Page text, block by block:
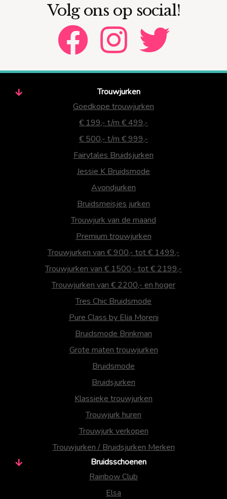
Volg ons op social!
Trouwjurken
Goedkope trouwjurken
€ 199,- t/m € 499,-
€ 500,- t/m € 999,-
Fairytales Bruidsjurken
Jessie K Bruidsmode
Avondjurken
Bruidsmeisjes jurken
Trouwjurk van de maand
Premium trouwjurken
Trouwjurken van € 900,- tot € 1499,-
Trouwjurken van € 1500,- tot € 2199,-
Trouwjurken van € 2200,- en hoger
Tres Chic Bruidsmode
Pure Class by Elia Moreni
Bruidsmode Brinkman
Grote maten trouwjurken
Bruidsmode
Bruidsjurken
Klassieke trouwjurken
Trouwjurk huren
Trouwjurk verkopen
Trouwjurken / Bruidsjurken Merken
Bruidsschoenen
Rainbow Club
Elsa